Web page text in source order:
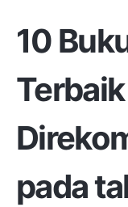
10
pada